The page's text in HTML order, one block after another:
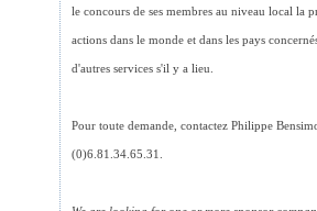
le concours de ses membres au niveau local la
actions dans le monde et dans les pays
d'autres services s'il y a lieu.
Pour toute demande, contactez Philippe
(0)6.81.34.65.31.